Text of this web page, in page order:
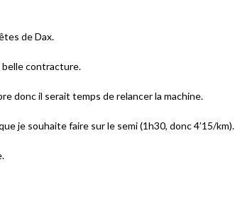
de Dax.
belle contracture.
donc il serait temps de relancer la machine.
je souhaite faire sur le semi (1h30, donc 4’15/km).